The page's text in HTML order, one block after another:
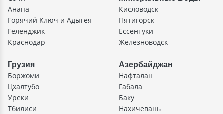
Анапа
Горячий Ключ и Адыгея
Геленджик
Краснодар
Кисловодск
Пятигорск
Ессентуки
Железноводск
Грузия
Боржоми
Цхалтубо
Уреки
Тбилиси
Азербайджан
Нафталан
Габала
Баку
Нахичевань